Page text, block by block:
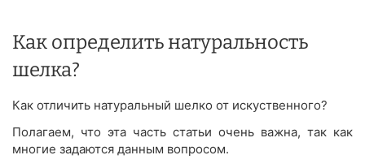
Как определить натуральность
шелка?
Как отличить натуральный шелко от искуственного?
Полагаем, что эта часть статьи очень важна, так как
многие задаются данным вопросом.